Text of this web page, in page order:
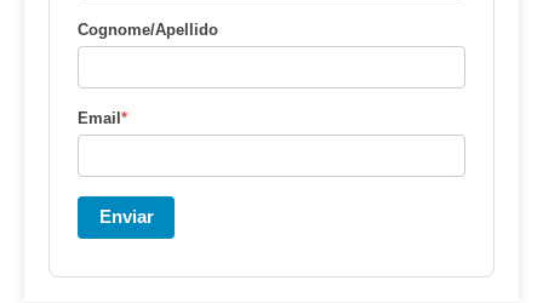
Cognome/Apellido
Email*
Enviar